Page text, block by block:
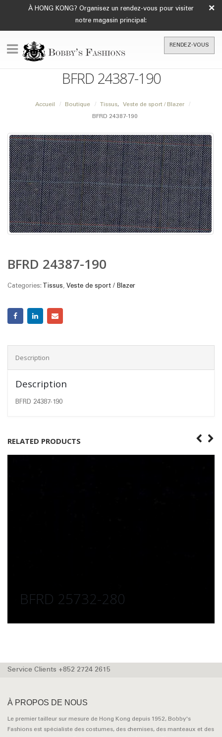
À HONG KONG? Organisez un rendez-vous pour visiter
notre magasin principal:
×
RENDEZ-VOUS
BFRD 24387-190
Accueil Boutique Tissus, Veste de sport / Blazer
BFRD 24387-190
BFRD 24387-190
Categories: Tissus, Veste de sport / Blazer
Description
Description
BFRD 24387-190
RELATED PRODUCTS
BFRD 25732-280
Service Clients +852 2724 2615
À PROPOS DE NOUS
Le premier tailleur sur mesure de Hong Kong depuis 1952, Bobby's
Fashions est spécialiste des costumes, des chemises, des manteaux et des